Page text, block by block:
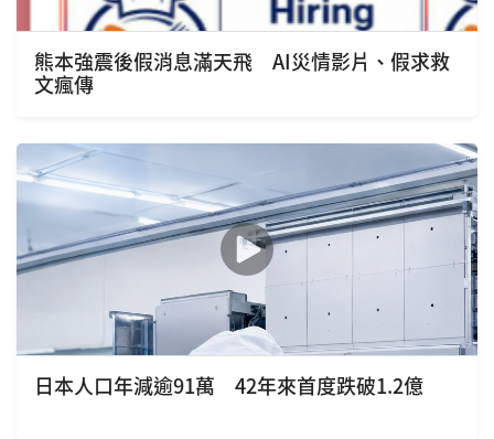
熊本強震後假消息滿天飛 AI災情影片、假求救
文瘋傳
日本人口年減逾91萬 42年來首度跌破1.2億